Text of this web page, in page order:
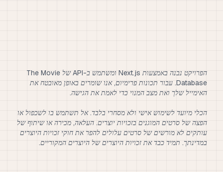
הפרויקט נבנה באמצעות Next.js ומשתמש ב-API של The Movie
Database. עבור תכונות פרימיום, אנו שומרים באופן מאובטח את
הכלי מיועד לשימוש אישי ולא מסחרי בלבד. אל תשתמש בו לשכפול או
הפצה של סרטים המוגנים בזכויות יוצרים. העלאה, מכירה או שיתוף של
עותקים לא מורשים של סרטים עלולים להפר את חוקי זכויות היוצרים
במדינתך. תמיד כבד את זכויות היוצרים של היוצרים המקוריים.